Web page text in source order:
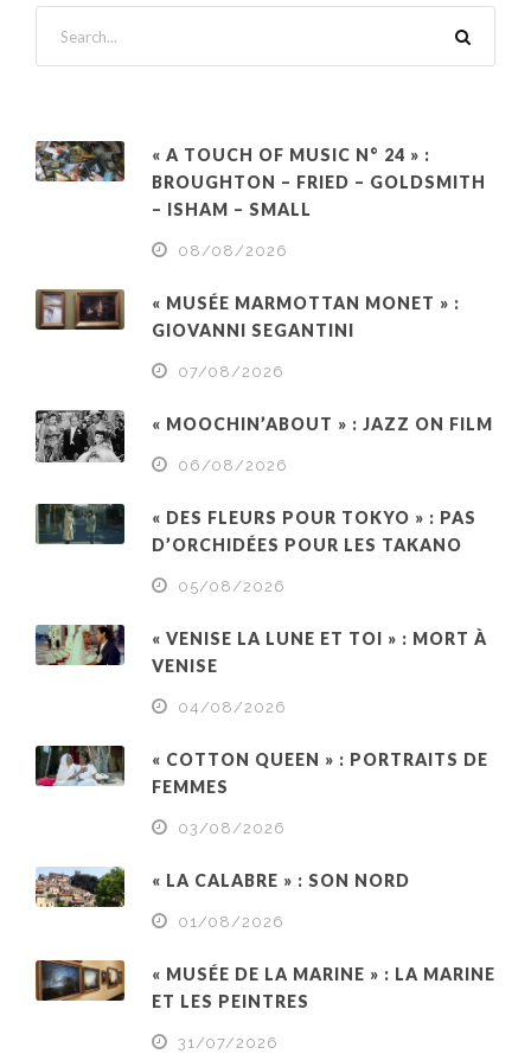
« A TOUCH OF MUSIC N° 24 » :
BROUGHTON – FRIED – GOLDSMITH
– ISHAM – SMALL
08/08/2026
« MUSÉE MARMOTTAN MONET » :
GIOVANNI SEGANTINI
07/08/2026
« MOOCHIN’ABOUT » : JAZZ ON FILM
06/08/2026
« DES FLEURS POUR TOKYO » : PAS
D’ORCHIDÉES POUR LES TAKANO
05/08/2026
« VENISE LA LUNE ET TOI » : MORT À
VENISE
04/08/2026
« COTTON QUEEN » : PORTRAITS DE
FEMMES
03/08/2026
« LA CALABRE » : SON NORD
01/08/2026
« MUSÉE DE LA MARINE » : LA MARINE
ET LES PEINTRES
31/07/2026